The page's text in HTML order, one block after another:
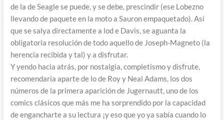
de la de Seagle se puede, y se debe, prescindir (ese Lobezno
llevando de paquete en la moto a Sauron empaquetado). Así
que se salya directamente a lod e Davis, se aguanta la
obligatoria resolución de todo aquello de Joseph-Magneto (la
herencia recibida y tal) y a disfrutar.
Y yendo hacia atrás, por nostalgia, completismo y disfrute,
recomendaría aparte de lo de Roy y Neal Adams, los dos
números de la primera aparición de Jugernautt, uno de los
comics clásicos que más me ha sorprendido por la capacidad
de engancharte a su lectura ¡y eso que yo ya sabía cuando lo